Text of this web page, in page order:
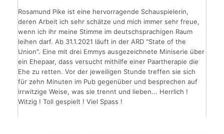
Rosamund Pike ist eine hervorragende Schauspielerin,
deren Arbeit ich sehr schätze und mich immer sehr freue,
wenn ich ihr meine Stimme im deutschsprachigen Raum
leihen darf. Ab 31.1.2021 läuft in der ARD "State of the
Union". Eine mit drei Emmys ausgezeichnete Miniserie über
ein Ehepaar, dass versucht mithilfe einer Paartherapie die
Ehe zu retten. Vor der jeweiligen Stunde treffen sie sich
für zehn Minuten im Pub gegenüber und besprechen auf
irrwitzige Weise, was sie trennt und lieben... Herrlich !
Witzig ! Toll gespielt ! Viel Spass !